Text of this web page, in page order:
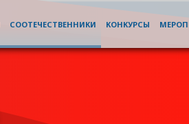
СООТЕЧЕСТВЕННИКИ КОНКУРСЫ